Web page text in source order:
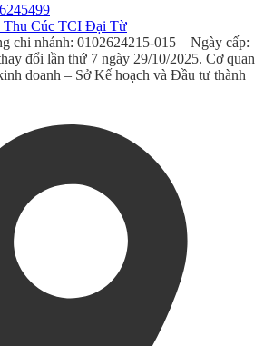
Thu Cúc TCI Đại Từ
chi nhánh: 0102624215-015 – Ngày cấp:
đổi lần thứ 7 ngày 29/10/2025. Cơ quan
doanh – Sở Kế hoạch và Đầu tư thành